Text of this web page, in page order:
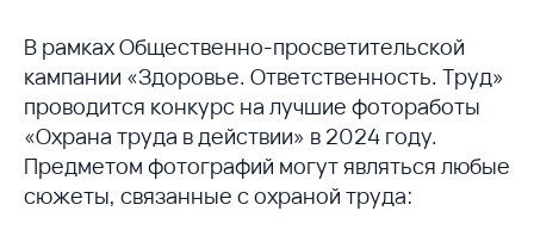
В рамках Общественно-просветительской
кампании «Здоровье. Ответственность. Труд»
проводится конкурс на лучшие фотоработы
«Охрана труда в действии» в 2024 году.
Предметом фотографий могут являться любые
сюжеты, связанные с охраной труда: